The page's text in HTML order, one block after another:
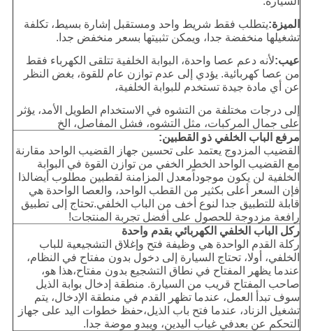
الميزة:يتطلب فقط شريط واحد ومستقبل إشارة بسيط، تكلفة
تشغيلها منخفضة جدا، ويمكن تثبيتها بسعر منخفض جدا.
عيب:لأنه دعم عصا واحدة، البوابة الخلفية تتلقى الكهرباء فقط
من عصا كهربائية. يؤدي إلى عدم توازن عام للقوة، بغض النظر
عن أي مادة جيدة تستخدم للبوابة الخلفية،
إلى درجات مختلفة من التشوه في الاستخدام الطويل الأمد، يؤثر
على جمال المركبات، مثل التشوه، فشل المفاصل، الخ
مرفع الباب الخلفي ذو القطبين:
القضيب المزدوج يعتمد على تحسين جهاز القضيب الواحد مقارنة
مع القضيب الواحد الخطر الخفي من توازن القوة في البوابة
الخلفية لن يكون موجوداًمعدل المزامنة لقطبين مطلوب أيضالذا
فإن السعر أعلى بكثير من القطب الواحد، والعصا الواحدة هي
قابلة للتطبيق جدا لنوع أخف من الباب الخلفي.تحتاج إلى تطبيق
رافعة مزدوجة للحصول على أفضل تجربة المنتجات!
ركل الباب الخلفي الكهربائي بقدم واحدة
ركلة القدم الواحدة هي وظيفة فتح وإغلاق التشجيعية للباب
الخلفي، أولا، تحتاج السيارة إلى دخول بدون مفتاح في النظام،
عندما يظهر المفتاح في نطاق التشجيع بدون مفتاح،هذا هو،
صاحب المفتاح قريب من السيارة. منطقة إدخال بوابة الذيل
سوف تبدأ العمل، عندما تظهر القدم في منطقة الإدخال، يتم
تشغيل الزناد، عندما فتح باب الذيل،حفظ خطوات اليد على جهاز
التحكم عن بعدفي غياب اليدين، ويبدو موضة جدا.